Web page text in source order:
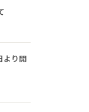
より開